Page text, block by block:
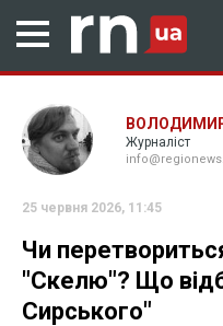
Журналіст
25 червня 2026, 11:45
Чи
"Скелю"? Що
Сирського"